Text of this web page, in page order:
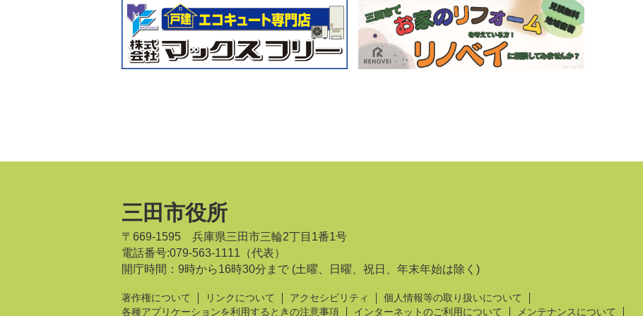
三田市役所
〒669-1595 兵庫県三田市三輪2丁目1番1号
電話番号:079-563-1111（代表）
開庁時間：9時から16時30分まで (土曜、日曜、祝日、年末年始は除く)
著作権について リンクについて アクセシビリティ
個人情報等の取り扱いについて
各種アプリケーションを利用するときの注意事項
インターネットのご利用について メンテナンスについて